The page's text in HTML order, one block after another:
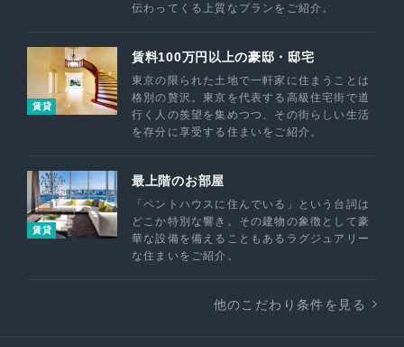
伝わってくる上質なプランをご紹介。
賃貸
賃料100万円以上の豪邸・邸宅
東京の限られた土地で一軒家に住まうことは
格別の贅沢。東京を代表する高級住宅街で道
行く人の羨望を集めつつ、その街らしい生活
を存分に享受する住まいをご紹介。
賃貸
最上階のお部屋
「ペントハウスに住んでいる」という台詞は
どこか特別な響き。その建物の象徴として豪
華な設備を備えることもあるラグジュアリー
な住まいをご紹介。
他のこだわり条件を見る